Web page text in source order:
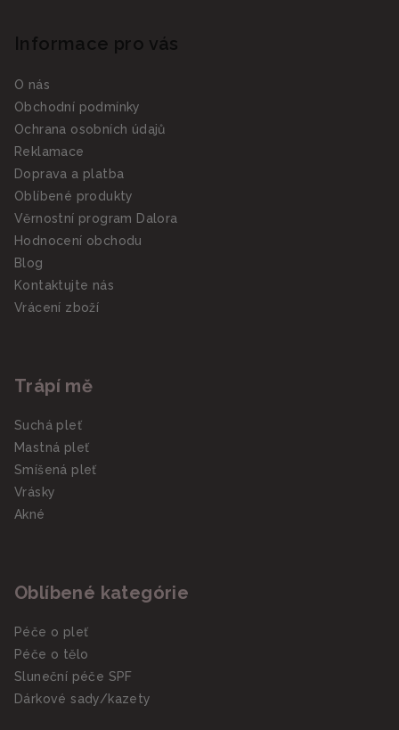
Informace pro vás
O nás
Obchodní podmínky
Ochrana osobních údajů
Reklamace
Doprava a platba
Oblíbené produkty
Věrnostní program Dalora
Hodnocení obchodu
Blog
Kontaktujte nás
Vrácení zboží
Trápí mě
Suchá pleť
Mastná pleť
Smíšená pleť
Vrásky
Akné
Oblíbené kategórie
Péče o pleť
Péče o tělo
Sluneční péče SPF
Dárkové sady/kazety